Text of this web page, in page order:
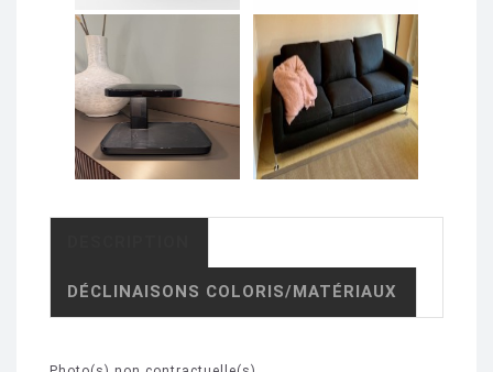
DÉCLINAISONS COLORIS/MATÉRIAUX